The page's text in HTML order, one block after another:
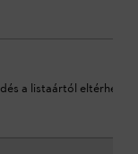
a listaártól eltérhet